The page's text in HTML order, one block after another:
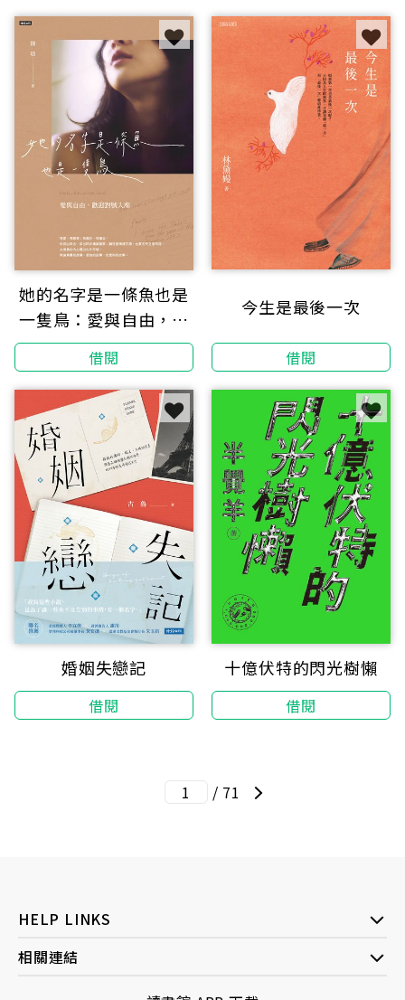
她的名字是一條魚也是
一隻鳥：愛與自由，歡
迎對號入座
借閱
今生是最後一次
借閱
婚姻失戀記
借閱
十億伏特的閃光樹懶
借閱
/ 71
HELP LINKS
相關連結